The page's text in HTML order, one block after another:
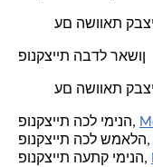
השוואת קבצים,
פונקציית הבדל ראשון
השוואת קבצים,
פונקציית הכל ימינה,
פונקציית הכל שמאלה,
פונקציית העתק ימינה,